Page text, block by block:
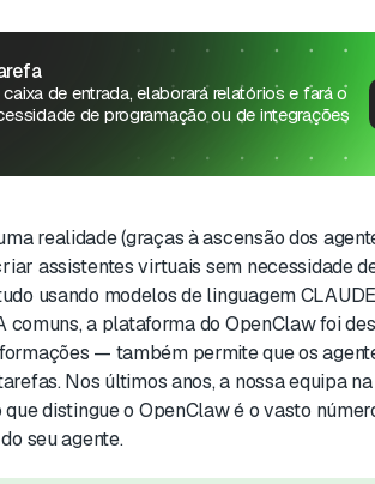
de entrada, elaborará relatórios e fará o
de programação ou de integrações
realidade (graças à ascensão dos
assistentes virtuais sem necessidade
usando modelos de linguagem
comuns, a plataforma do OpenClaw foi
— também permite que os
Nos últimos anos, a nossa equipa
distingue o OpenClaw é o vasto
seu agente.